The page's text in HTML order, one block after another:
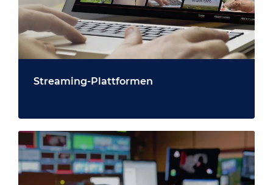
Streaming-Plattformen